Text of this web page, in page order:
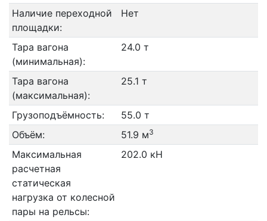
Наличие переходной
площадки:
Нет
Тара вагона
(минимальная):
24.0 т
Тара вагона
(максимальная):
25.1 т
Грузоподъёмность:
55.0 т
Объём:
51.9 м3
Максимальная
расчетная
статическая
нагрузка от колесной
пары на рельсы:
202.0 кН